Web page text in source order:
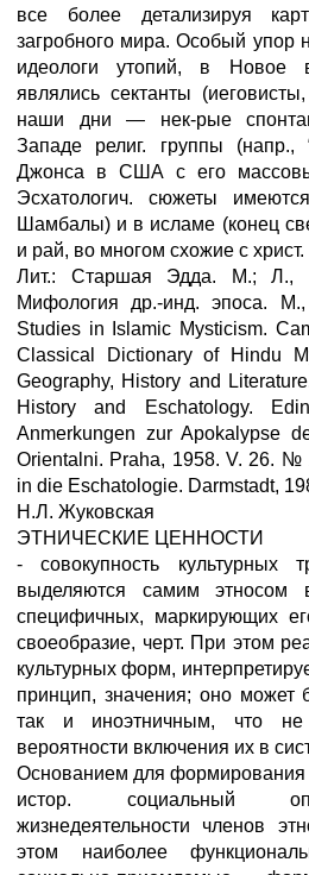
все более детализируя
загробного мира. Особый упор
идеологи утопий, в Новое
являлись сектанты
наши дни — нек-рые
Западе религ. группы
Джонса в США с его
Эсхатологич. сюжеты
Шамбалы) и в исламе (конец
и рай, во многом схожие с
Лит.: Старшая Эдда. М.; Л.,
Мифология др.-инд. эпоса.
Studies in Islamic Mysticism.
Classical Dictionary of Hindu
Geography, History and
History and Eschatology.
Anmerkungen zur Apokalypse
Orientalni. Praha, 1958. V. 26. №
in die Eschatologie. Darmstadt,
Н.Л. Жуковская
ЭТНИЧЕСКИЕ ЦЕННОСТИ
- совокупность культурных
выделяются самим этносом
специфичных, маркирующих
своеобразие, черт. При этом
культурных форм,
принцип, значения; оно может
так и иноэтничным, что
вероятности включения их в
Основанием для формирования
истор. социальный
жизнедеятельности членов
этом наиболее